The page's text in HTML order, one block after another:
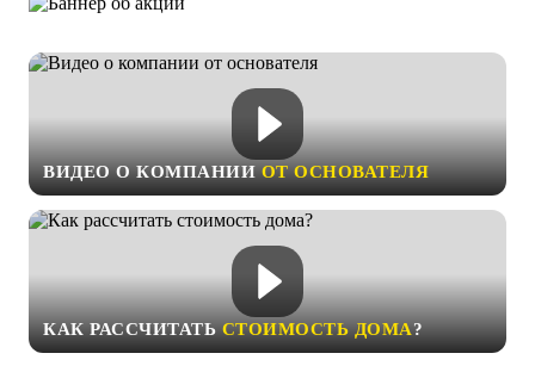
ВИДЕО О КОМПАНИИОТ ОСНОВАТЕЛЯ
КАК РАССЧИТАТЬСТОИМОСТЬ ДОМА?